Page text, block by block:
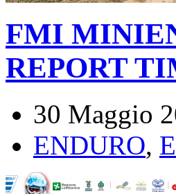
FMI
REPORT
30 Maggio
ENDURO,